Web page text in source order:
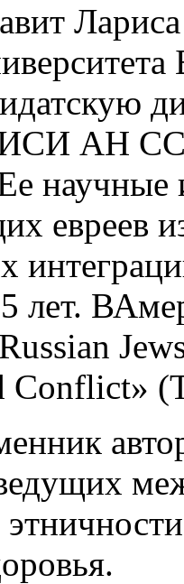
АН
научные
евреев
лет.
Conflict»